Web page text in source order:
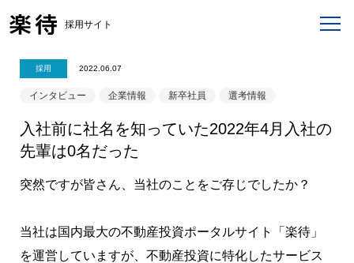
採用サイト
採用 2022.06.07
インタビュー 企業情報 新卒社員 選考情報
入社前に社名を知っていた2022年4月入社の
先輩は0名だった
突然ですが皆さん、当社のことをご存じでしたか？
当社は国内最大の不動産投資ポータルサイト「楽待」
を運営していますが、不動産投資に特化したサービス